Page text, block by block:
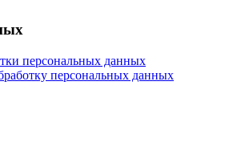
персональных данных
персональных данных